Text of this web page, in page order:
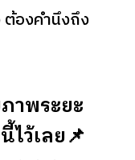
องคำนึงถึง
าพระยะ
ไว้เลย📌